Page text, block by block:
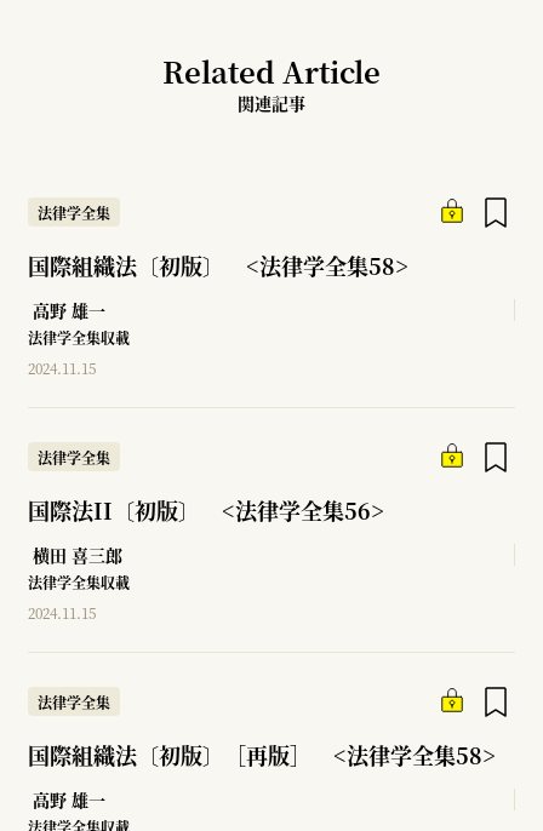
Related Article
関連記事
法律学全集
国際組織法〔初版〕 <法律学全集58>
高野 雄一
法律学全集収載
2024.11.15
法律学全集
国際法II〔初版〕 <法律学全集56>
横田 喜三郎
法律学全集収載
2024.11.15
法律学全集
国際組織法〔初版〕［再版］ <法律学全集58>
高野 雄一
法律学全集収載